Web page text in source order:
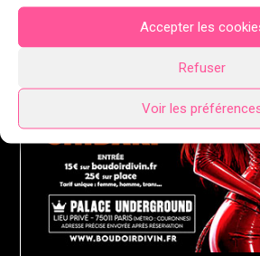
Accepter les
Refuser
Voir les